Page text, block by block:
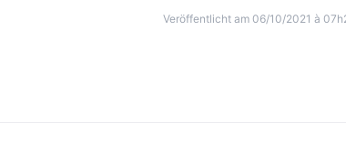
Veröffentlicht am 06/10/2021 à